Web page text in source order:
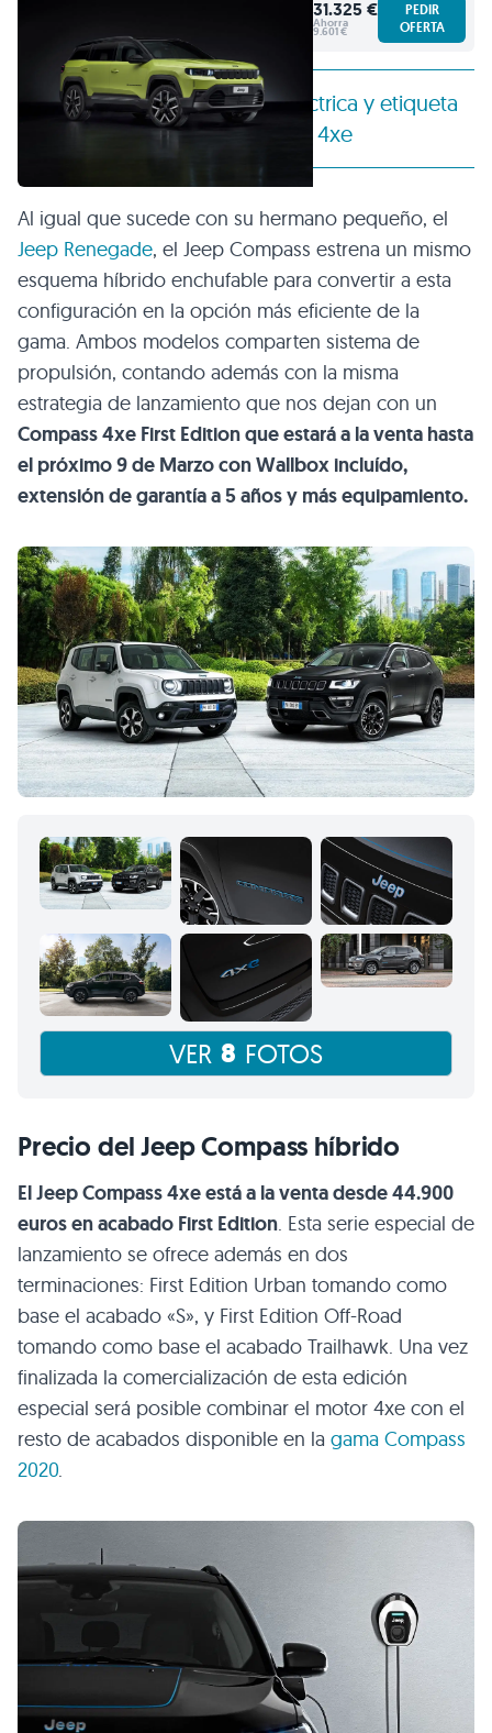
31.325 €
Ahorra
9.601 €
PEDIR
OFERTA
Hasta 50 Km de autonomía eléctrica y etiqueta
«0» emisiones para el Compass 4xe
Al igual que sucede con su hermano pequeño, el
Jeep Renegade, el Jeep Compass estrena un mismo
esquema híbrido enchufable para convertir a esta
configuración en la opción más eficiente de la
gama. Ambos modelos comparten sistema de
propulsión, contando además con la misma
estrategia de lanzamiento que nos dejan con un
Compass 4xe First Edition que estará a la venta hasta
el próximo 9 de Marzo con Wallbox incluído,
extensión de garantía a 5 años y más equipamiento.
VER 8 FOTOS
Precio del Jeep Compass híbrido
El Jeep Compass 4xe está a la venta desde 44.900
euros en acabado First Edition. Esta serie especial de
lanzamiento se ofrece además en dos
terminaciones: First Edition Urban tomando como
base el acabado «S», y First Edition Off-Road
tomando como base el acabado Trailhawk. Una vez
finalizada la comercialización de esta edición
especial será posible combinar el motor 4xe con el
resto de acabados disponible en la gama Compass
2020.